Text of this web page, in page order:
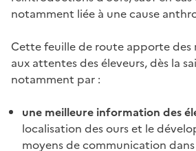
notamment liée à une cause
Cette feuille de route apporte des
aux attentes des éleveurs, dès la
notamment par :
une meilleure information des
localisation des ours et le
moyens de communication dans